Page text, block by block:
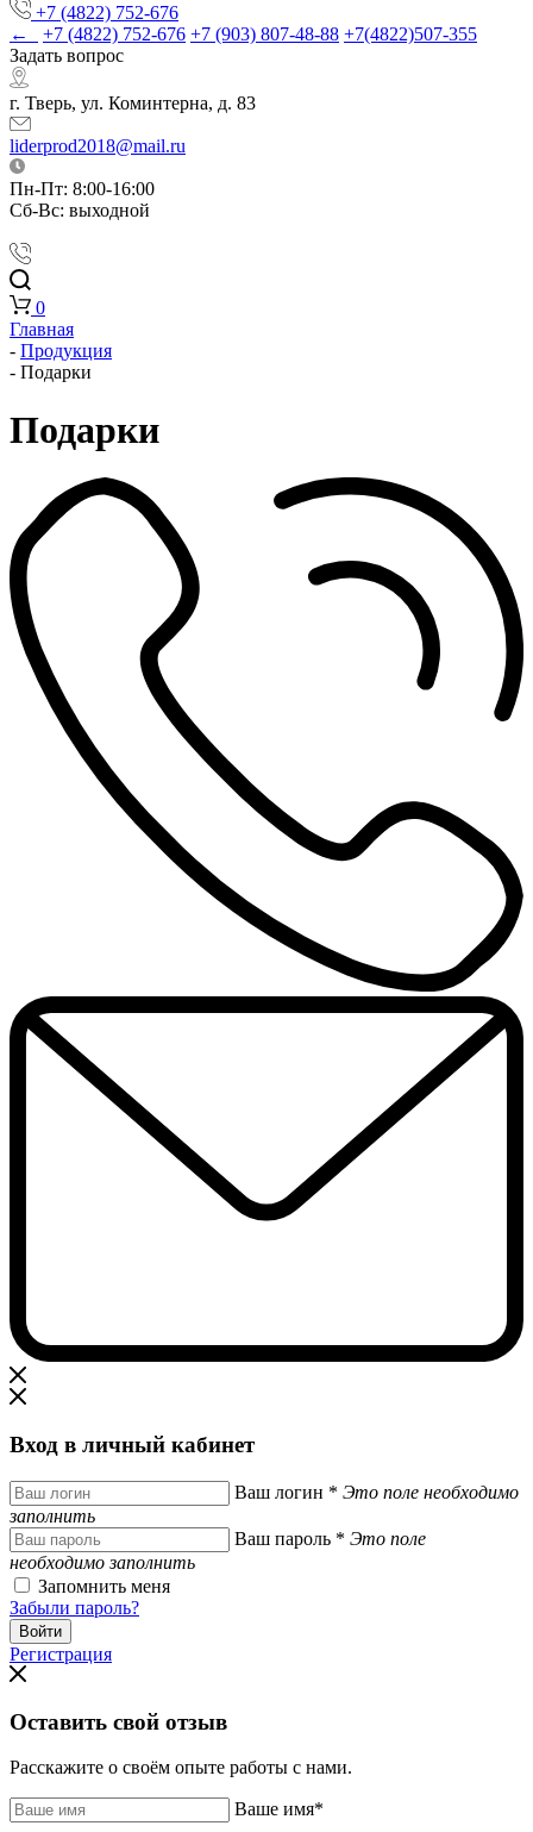
+7 (4822) 752-676
←
+7 (4822) 752-676 +7 (903) 807-48-88 +7(4822)507-355
Задать вопрос
г. Тверь, ул. Коминтерна, д. 83
liderprod2018@mail.ru
Пн-Пт: 8:00-16:00
Сб-Вс: выходной
0
Главная
- Продукция
- Подарки
Подарки
Вход в личный кабинет
Ваш логин * Это поле необходимо
заполнить
Ваш пароль * Это поле
необходимо заполнить
Запомнить меня
Забыли пароль?
Регистрация
Оставить свой отзыв
Расскажите о своём опыте работы с нами.
Ваше имя*